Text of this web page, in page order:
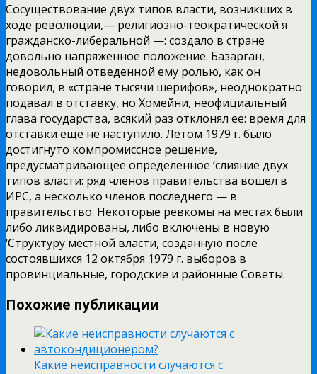
Сосуществование двух типов власти, возникших в
ходе революции,— религиозно-теократической я
гражданско-либеральной —: создало в стране
довольно напряженное положение. Базарган,
недовольный отведенной ему ролью, как он
говорил, в «стране тысячи шерифов», неоднократно
подавал в отставку, но Хомейни, неофициальный
глава государства, всякий раз отклонял ее: время для
отставки еще не наступило. Летом 1979 г. было
достигнуто компромиссное решение,
предусматривающее определенное ‘слияние двух
типов власти: ряд членов правительства вошел в
ИРС, а несколько членов последнего — в
правительство. Некоторые ревкомы на местах были
либо ликвидированы, либо включены в новую
‘Структуру местной власти, созданную после
состоявшихся 12 октября 1979 г. выборов в
провинциальные, городские и районные Советы.
Похожие публикации
Какие неисправности случаются с